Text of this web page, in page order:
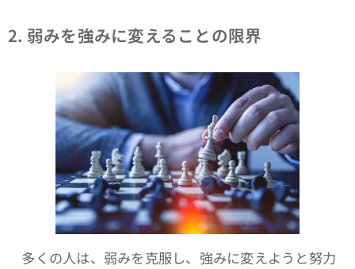
2. 弱みを強みに変えることの限界
多くの人は、弱みを克服し、強みに変えようと努力